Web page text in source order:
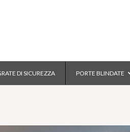
DI SICUREZZA PORTE BLINDATE